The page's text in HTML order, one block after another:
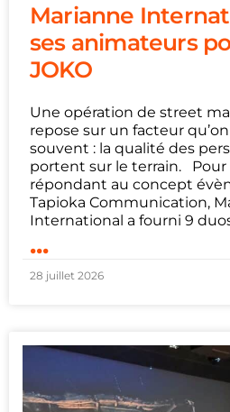
Marianne
ses animateurs
JOKO
Une opération de street
repose sur un facteur
souvent : la qualité des
portent sur le terrain. Pour
répondant au concept
Tapioka Communication,
International a fourni 9
...
28 juillet 2026